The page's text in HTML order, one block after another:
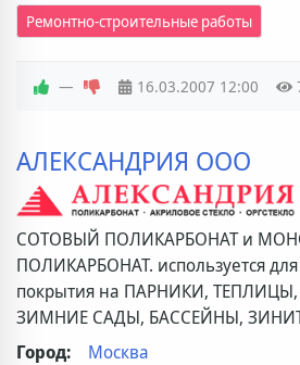
Ремонтно-строительные работы
— 16.03.2007 12:00
АЛЕКСАНДРИЯ ООО
СОТОВЫЙ ПОЛИКАРБОНАТ и
ПОЛИКАРБОНАТ. используется для
покрытия на ПАРНИКИ,
ЗИМНИЕ САДЫ, БАССЕЙНЫ,
Город:
Москва